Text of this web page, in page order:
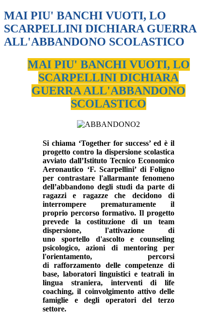
MAI PIU' BANCHI VUOTI, LO
SCARPELLINI DICHIARA GUERRA
ALL'ABBANDONO SCOLASTICO
MAI PIU' BANCHI VUOTI, LO
SCARPELLINI DICHIARA
GUERRA ALL'ABBANDONO
SCOLASTICO
Si chiama ‘Together for success’ ed è il
progetto contro la dispersione scolastica
avviato dall’Istituto Tecnico Economico
Aeronautico ‘F. Scarpellini’ di Foligno
per contrastare l'allarmante fenomeno
dell’abbandono degli studi da parte di
ragazzi e ragazze che decidono di
interrompere prematuramente il
proprio percorso formativo. Il progetto
prevede la costituzione di un
team
dispersione, l'attivazione di
uno
sportello d'ascolto e counseling
psicologico, azioni di
mentoring per
l'orientamento, percorsi
di rafforzamento delle competenze di
base, laboratori linguistici e teatrali in
lingua straniera, interventi di
life
coaching, il coinvolgimento attivo delle
famiglie e degli operatori del terzo
settore.